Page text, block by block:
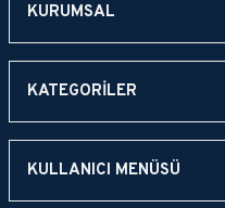
KURUMSAL
KATEGORİLER
KULLANICI MENÜSÜ